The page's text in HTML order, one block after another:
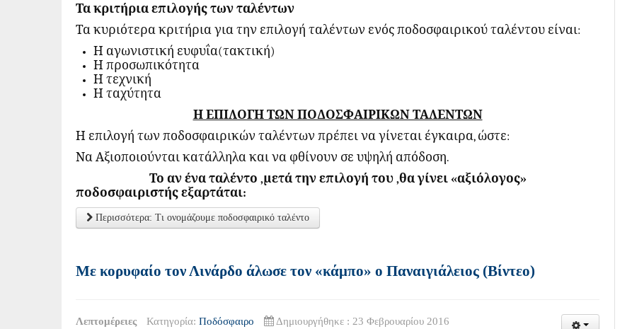
Τα κριτήρια επιλογής των ταλέντων
Τα κυριότερα κριτήρια για την επιλογή ταλέντων ενός ποδοσφαιρικού ταλέντου είναι:
Η αγωνιστική ευφυΐα(τακτική)
Η προσωπικότητα
Η τεχνική
Η ταχύτητα
Η ΕΠΙΛΟΓΗ ΤΩΝ ΠΟΔΟΣΦΑΙΡΙΚΩΝ ΤΑΛΕΝΤΩΝ
Η επιλογή των ποδοσφαιρικών ταλέντων πρέπει να γίνεται έγκαιρα, ώστε:
Να Αξιοποιούνται κατάλληλα και να φθίνουν σε υψηλή απόδοση.
Το αν ένα ταλέντο ,μετά την επιλογή του ,θα γίνει «αξιόλογος»
ποδοσφαιριστής εξαρτάται:
Περισσότερα: Τι ονομάζουμε ποδοσφαιρικό ταλέντο
Με κορυφαίο τον Λινάρδο άλωσε τον «κάμπο» ο Παναιγιάλειος (Βίντεο)
Λεπτομέρειες Κατηγορία: Ποδόσφαιρο Δημιουργήθηκε : 23 Φεβρουαρίου 2016